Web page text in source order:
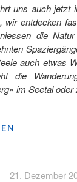
uns auch jetzt
wir entdecken
die
auch etwas
die
im Seetal
21. Dezember